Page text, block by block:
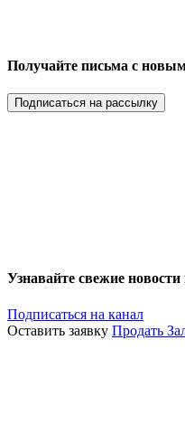
Получайте письма с
Подписаться на рассылку
Узнавайте свежие
Подписаться на канал
Оставить заявку Продать